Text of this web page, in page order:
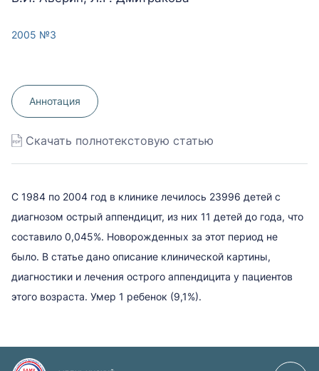
2005 №3
Аннотация
Скачать полнотекстовую статью
C 1984 по 2004 год в клинике лечилось 23996 детей с
диагнозом острый аппендицит, из них 11 детей до года, что
составило 0,045%. Новорожденных за этот период не
было. В статье дано описание клинической картины,
диагностики и лечения острого аппендицита у пациентов
этого возраста. Умер 1 ребенок (9,1%).